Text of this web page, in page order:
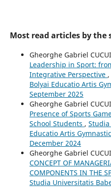
Most read articles by the
Gheorghe Gabriel
Leadership in Sport:
Integrative Perspective ,
Bolyai Educatio Artis
September 2025
Gheorghe Gabriel
Presence of Sports
School Students ,
Educatio Artis
December 2024
Gheorghe Gabriel
CONCEPT OF
COMPONENTS IN THE
Studia Universitatis